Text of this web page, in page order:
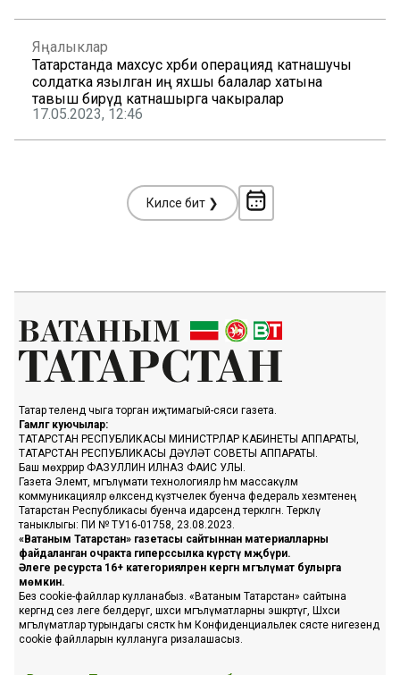
Яңалыклар
Татарстанда махсус хәрби операциядә катнашучы
солдатка язылган иң яхшы балалар хатына
тавыш бирүдә катнашырга чакыралар
17.05.2023, 12:46
Киләсе бит ❯
Татар телендә чыга торган иҗтимагый-сәяси газета.
Гамәлгә куючылар:
ТАТАРСТАН РЕСПУБЛИКАСЫ МИНИСТРЛАР КАБИНЕТЫ АППАРАТЫ,
ТАТАРСТАН РЕСПУБЛИКАСЫ ДӘҮЛӘТ СОВЕТЫ АППАРАТЫ.
Баш мөхәррир ФАЗУЛЛИН ИЛНАЗ ФАИС УЛЫ.
Газета Элемтә, мәгълүмати технологияләр һәм массакүләм
коммуникацияләр өлкәсендә күзәтчелек буенча федераль хезмәтенең
Татарстан Республикасы буенча идарәсендә теркәлгән. Теркәлү
таныклыгы: ПИ № ТУ16-01758, 23.08.2023.
«Ватаным Татарстан» газетасы сайтыннан материалларны
файдаланган очракта гиперссылка күрсәтү мәҗбүри.
Әлеге ресурста 16+ категорияләренә кергән мәгълүмат булырга
мөмкин.
Без cookie-файллар кулланабыз. «Ватаным Татарстан» сайтына
кергәндә сез әлеге белдерүгә, шәхси мәгълүматларны эшкәртүгә, Шәхси
мәгълүматлар турындагы сәясәткә һәм Конфиденциальлек сәясәте нигезендә
cookie файлларын куллануга ризалашасыз.